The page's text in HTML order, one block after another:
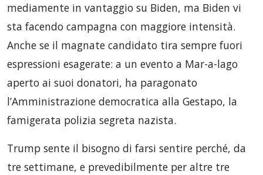
mediamente in vantaggio su Biden, ma Biden vi
sta facendo campagna con maggiore intensità.
Anche se il magnate candidato tira sempre fuori
espressioni esagerate: a un evento a Mar-a-lago
aperto ai suoi donatori, ha paragonato
l’Amministrazione democratica alla Gestapo, la
famigerata polizia segreta nazista.
Trump sente il bisogno di farsi sentire perché, da
tre settimane, e prevedibilmente per altre tre